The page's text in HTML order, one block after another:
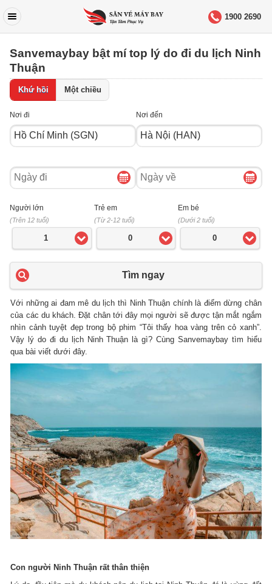
1900 2690
Sanvemaybay bật mí top lý do đi du lịch Ninh
Thuận
Khứ hồi Một chiều
Nơi đi Nơi đến
Ngày
đi
Ngày
về
Người lớn
(Trên 12 tuổi)
1
Trẻ em
(Từ 2-12 tuổi)
0
Em bé
(Dưới 2 tuổi)
0
Tìm ngay
Với những ai đam mê du lịch thì Ninh Thuận chính là điểm dừng chân
của các du khách. Đặt chân tới đây mọi người sẽ được tận mắt ngắm
nhìn cảnh tuyệt đẹp trong bộ phim “Tôi thấy hoa vàng trên cỏ xanh”.
Vậy lý do đi du lịch Ninh Thuận là gì? Cùng Sanvemaybay tìm hiểu
qua bài viết dưới đây.
Con người Ninh Thuận rất thân thiện